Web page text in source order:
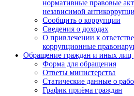
нормативные правовые
независимой
Сообщить о коррупции
Сведения о доходах
О привлечении к
коррупционные
Обращение граждан и иных лиц
Форма для обращения
Ответы министерства
Статические данные о
График приёма граждан